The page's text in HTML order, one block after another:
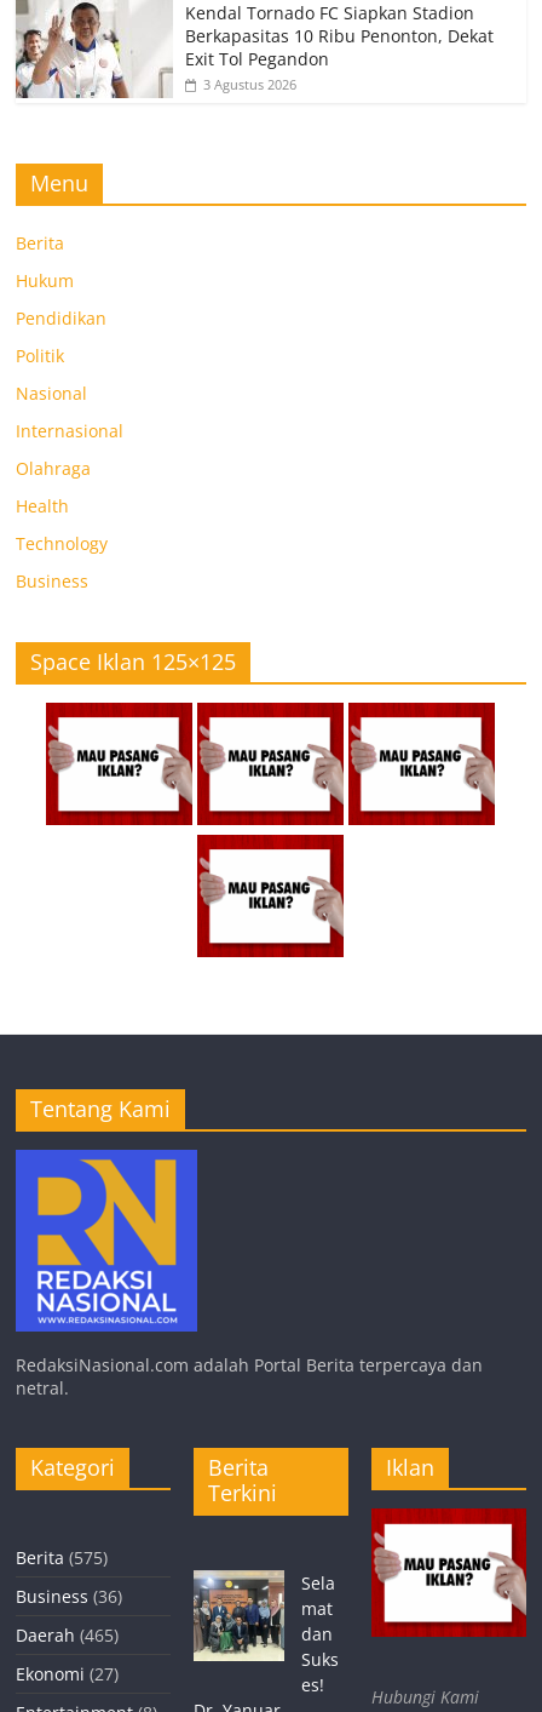
Kendal Tornado FC Siapkan Stadion
Berkapasitas 10 Ribu Penonton, Dekat
Exit Tol Pegandon
3 Agustus 2026
Menu
Berita
Hukum
Pendidikan
Politik
Nasional
Internasional
Olahraga
Health
Technology
Business
Space Iklan 125×125
Tentang Kami
RedaksiNasional.com adalah Portal Berita terpercaya dan
netral.
Kategori
Berita (575)
Business (36)
Daerah (465)
Ekonomi (27)
Berita
Terkini
Sela
mat
dan
Suks
es!
Iklan
Hubungi Kami